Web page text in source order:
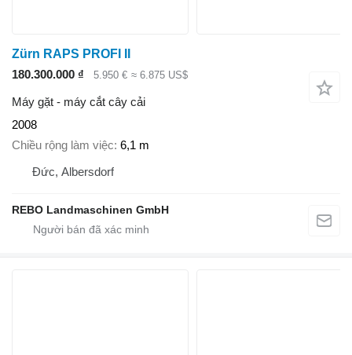
Zürn RAPS PROFI II
180.300.000 ₫
5.950 € ≈ 6.875 US$
Máy gặt - máy cắt cây cải
2008
Chiều rộng làm việc 6,1 m
Đức, Albersdorf
REBO Landmaschinen GmbH